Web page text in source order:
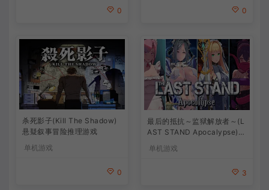
0 0
杀死影子(Kill The Shadow)
悬疑叙事冒险推理游戏
单机游戏
0
最后的抵抗～监狱解放者～(L
AST STAND Apocalypse)卡
单机游戏
3